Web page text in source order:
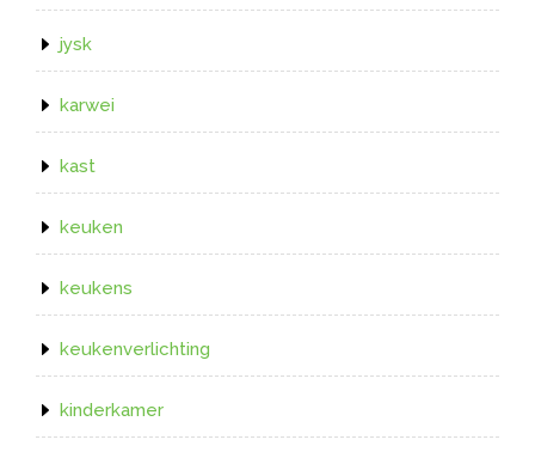
jysk
karwei
kast
keuken
keukens
keukenverlichting
kinderkamer